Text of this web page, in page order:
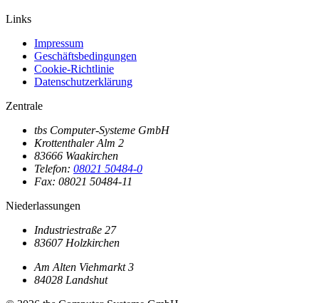
Links
Impressum
Geschäftsbedingungen
Cookie-Richtlinie
Datenschutzerklärung
Zentrale
tbs Computer-Systeme GmbH
Krottenthaler Alm 2
83666 Waakirchen
Telefon: 08021 50484-0
Fax: 08021 50484-11
Niederlassungen
Industriestraße 27
83607 Holzkirchen
Am Alten Viehmarkt 3
84028 Landshut